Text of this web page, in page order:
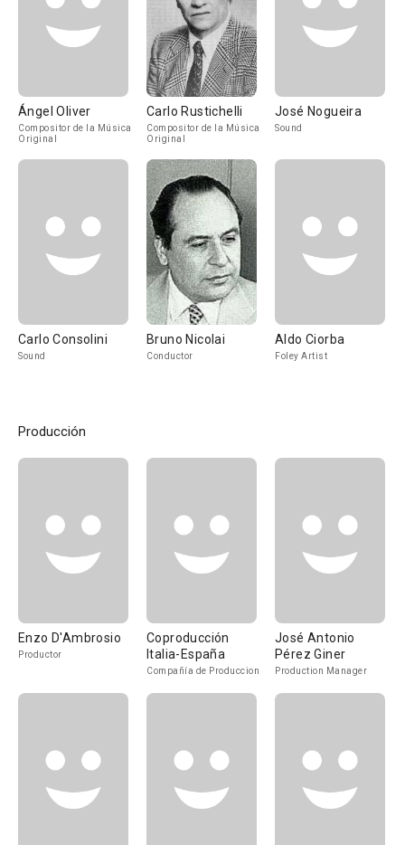
Ángel Oliver
Compositor de la Música
Original
Carlo Rustichelli
Compositor de la Música
Original
José Nogueira
Sound
Carlo Consolini
Sound
Bruno Nicolai
Conductor
Aldo Ciorba
Foley Artist
Producción
Enzo D'Ambrosio
Productor
Coproducción
Italia-España
Compañía de Produccion
José Antonio
Pérez Giner
Production Manager